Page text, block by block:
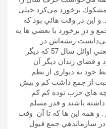
مشكوك برخورد مي‌كرد خيلي
اين در وقت هائي بود كه
و در برخورد با بعضي ها به
ريشه‌اش در
كجاست. در اواخر سالهاي زندان يعني اوائل سال 57 كه ديگر
و فضاي زندان ديگر آن
خود به ديواري از نظم
از جمع داشت كم و بيش
هاي حزب توده كم كم
باشند و قدر مسلم
و همه اين ها كه تا آن وقت
در سازماندهي جمع قبول